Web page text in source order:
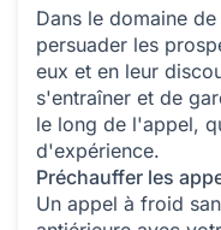
Dans le domaine
persuader les
eux et en leur
s'entraîner et de
le long de l'appel,
d'expérience.
Préchauffer les
Un appel à froid